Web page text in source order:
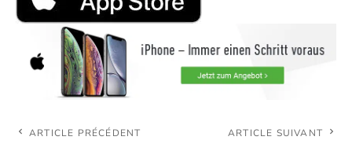
ARTICLE PRÉCÉDENT ARTICLE SUIVANT